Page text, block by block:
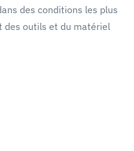
des conditions les plus
des outils et du matériel